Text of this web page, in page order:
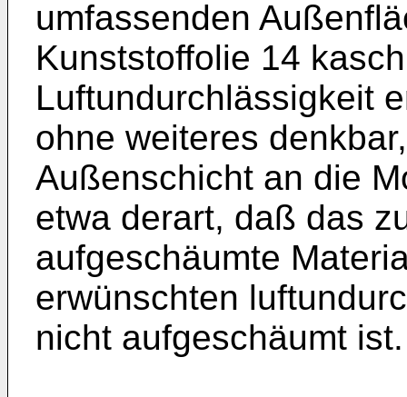
umfassenden
Kunststoffolie 14
Luftundurchlässigkeit
ohne weiteres
Außenschicht an die
etwa derart, daß das
aufgeschäumte
erwünschten
nicht aufgeschäumt ist.